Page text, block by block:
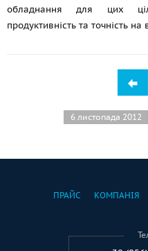
обладнання для цих
продуктивність та точність на
6 листопада 2012
ПРАЙС КОМПАНІЯ